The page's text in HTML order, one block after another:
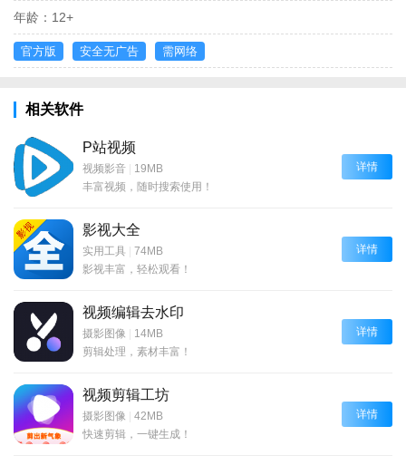
年龄： 12+
官方版 安全无广告 需网络
相关软件
P站视频
视频影音 | 19MB
丰富视频，随时搜索使用！
详情
影视大全
实用工具 | 74MB
影视丰富，轻松观看！
详情
视频编辑去水印
摄影图像 | 14MB
剪辑处理，素材丰富！
详情
视频剪辑工坊
摄影图像 | 42MB
快速剪辑，一键生成！
详情